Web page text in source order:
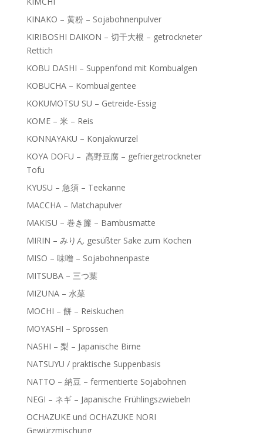
KINAKO – 黄粉 – Sojabohnenpulver
KIRIBOSHI DAIKON – 切干大根 – getrockneter
Rettich
KOBU DASHI – Suppenfond mit Kombualgen
KOBUCHA – Kombualgentee
KOKUMOTSU SU – Getreide-Essig
KOME – 米 – Reis
KONNAYAKU – Konjakwurzel
KOYA DOFU – 高野豆腐 – gefriergetrockneter
Tofu
KYUSU – 急須 – Teekanne
MACCHA – Matchapulver
MAKISU – 巻き簾 – Bambusmatte
MIRIN – みりん gesüßter Sake zum Kochen
MISO – 味噌 – Sojabohnenpaste
MITSUBA – 三つ葉
MIZUNA – 水菜
MOCHI – 餅 – Reiskuchen
MOYASHI – Sprossen
NASHI – 梨 – Japanische Birne
NATSUYU / praktische Suppenbasis
NATTO – 納豆 – fermentierte Sojabohnen
NEGI – ネギ – Japanische Frühlingszwiebeln
OCHAZUKE und OCHAZUKE NORI
Gewürzmischung